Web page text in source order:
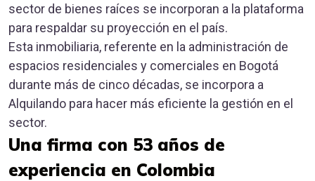
sector de bienes raíces se incorporan a la plataforma
para respaldar su proyección en el país.
Esta inmobiliaria, referente en la administración de
espacios residenciales y comerciales en Bogotá
durante más de cinco décadas, se incorpora a
Alquilando para hacer más eficiente la gestión en el
sector.
Una firma con 53 años de
experiencia en Colombia